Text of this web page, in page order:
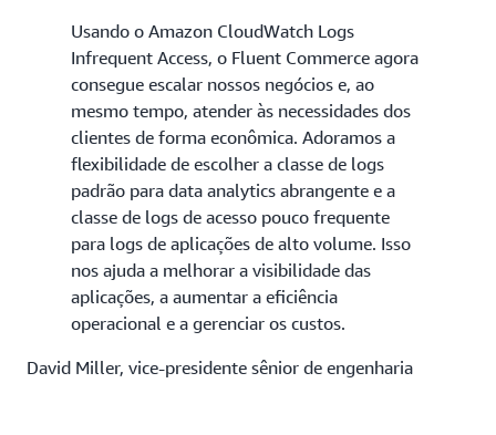
Usando o Amazon CloudWatch Logs
Infrequent Access, o Fluent Commerce agora
consegue escalar nossos negócios e, ao
mesmo tempo, atender às necessidades dos
clientes de forma econômica. Adoramos a
flexibilidade de escolher a classe de logs
padrão para data analytics abrangente e a
classe de logs de acesso pouco frequente
para logs de aplicações de alto volume. Isso
nos ajuda a melhorar a visibilidade das
aplicações, a aumentar a eficiência
operacional e a gerenciar os custos.
David Miller, vice-presidente sênior de engenharia